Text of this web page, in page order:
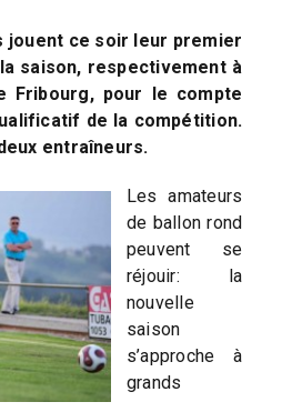
jouent ce soir leur premier
saison, respectivement à
Fribourg, pour le compte
de la compétition.
entraîneurs.
Les amateurs
de ballon rond
peuvent se
réjouir: la
nouvelle
saison
s’approche à
grands